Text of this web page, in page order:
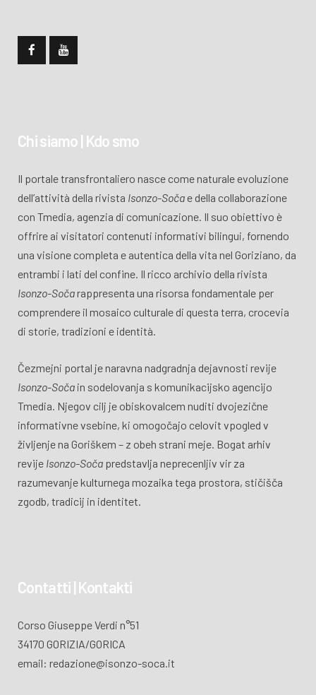
Chi siamo | Kdo smo
Il portale transfrontaliero nasce come naturale evoluzione
dell’attività della rivista Isonzo-Sočae della collaborazione
con Tmedia, agenzia di comunicazione. Il suo obiettivo è
offrire ai visitatori contenuti informativi bilingui, fornendo
una visione completa e autentica della vita nel Goriziano, da
entrambi i lati del confine. Il ricco archivio della rivista
Isonzo-Sočarappresenta una risorsa fondamentale per
comprendere il mosaico culturale di questa terra, crocevia
di storie, tradizioni e identità.
Čezmejni portal je naravna nadgradnja dejavnosti revije
Isonzo-Soča in sodelovanja s komunikacijsko agencijo
Tmedia. Njegov cilj je obiskovalcem nuditi dvojezične
informativne vsebine, ki omogočajo celovit vpogled v
življenje na Goriškem – z obeh strani meje. Bogat arhiv
revije Isonzo-Soča predstavlja neprecenljiv vir za
razumevanje kulturnega mozaika tega prostora, stičišča
zgodb, tradicij in identitet.
Contatti | Kontakti
Corso Giuseppe Verdi n°51
34170 GORIZIA/GORICA
email: redazione@isonzo-soca.it